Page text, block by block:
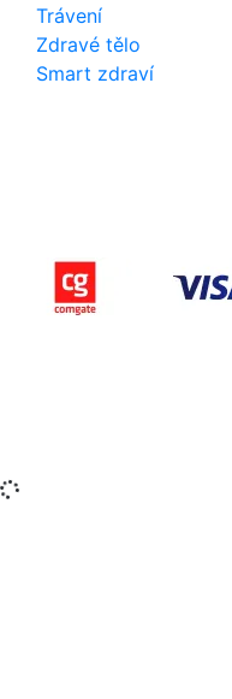
Trávení
Zdravé tělo
Smart zdraví